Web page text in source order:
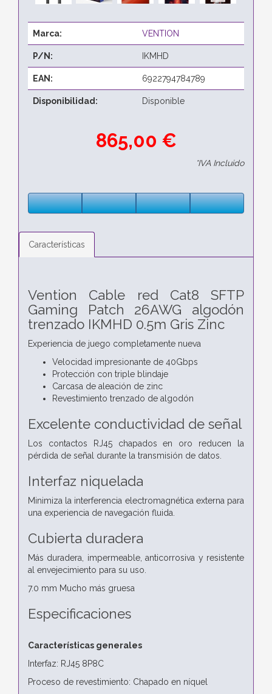
Marca: VENTION
P/N: IKMHD
EAN: 6922794784789
Disponibilidad: Disponible
865,00 €
*IVA Incluido
Características
Vention Cable red Cat8 SFTP
Gaming Patch 26AWG algodón
trenzado IKMHD 0.5m Gris Zinc
Experiencia de juego completamente nueva
Velocidad impresionante de 40Gbps
Protección con triple blindaje
Carcasa de aleación de zinc
Revestimiento trenzado de algodón
Excelente conductividad de señal
Los contactos RJ45 chapados en oro reducen la
pérdida de señal durante la transmisión de datos.
Interfaz niquelada
Minimiza la interferencia electromagnética externa para
una experiencia de navegación fluida.
Cubierta duradera
Más duradera, impermeable, anticorrosiva y resistente
al envejecimiento para su uso.
7.0 mm Mucho más gruesa
Especificaciones
Características generales
Interfaz: RJ45 8P8C
Proceso de revestimiento: Chapado en níquel